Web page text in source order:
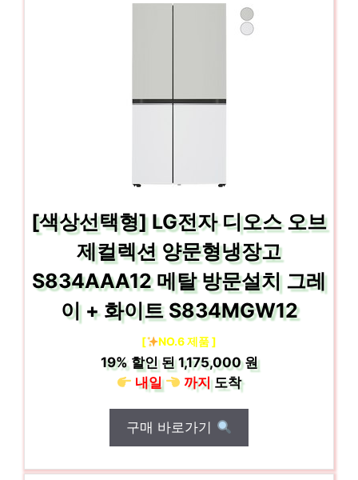
[색상선택형] LG전자 디오스 오브
제컬렉션 양문형냉장고
S834AAA12 메탈 방문설치 그레
이 + 화이트 S834MGW12
[ NO.6 제품 ]
19%할인 된1,175,000 원
내일
까지도착
구매 바로가기